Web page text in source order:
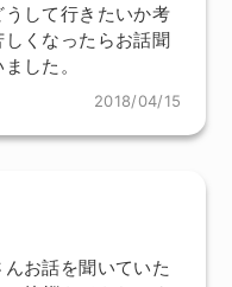
して行きたいか考
くなったらお話聞
した。
2018/04/15
お話を聞いていた